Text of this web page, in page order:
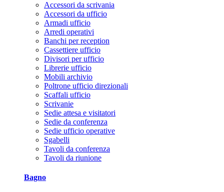
Accessori da scrivania
Accessori da ufficio
Armadi ufficio
Arredi operativi
Banchi per reception
Cassettiere ufficio
Divisori per ufficio
Librerie ufficio
Mobili archivio
Poltrone ufficio direzionali
Scaffali ufficio
Scrivanie
Sedie attesa e visitatori
Sedie da conferenza
Sedie ufficio operative
Sgabelli
Tavoli da conferenza
Tavoli da riunione
Bagno